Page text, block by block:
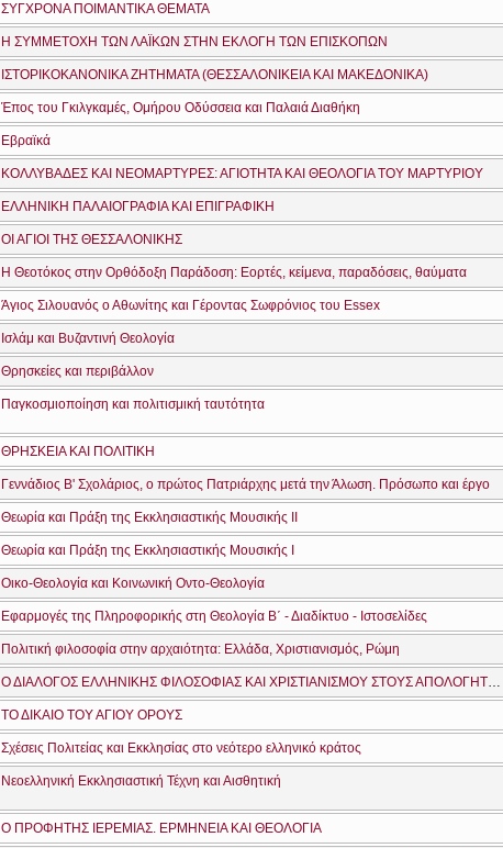
ΣΥΓΧΡΟΝΑ ΠΟΙΜΑΝΤΙΚΑ ΘΕΜΑΤΑ
Η ΣΥΜΜΕΤΟΧΗ ΤΩΝ ΛΑΪΚΩΝ ΣΤΗΝ ΕΚΛΟΓΗ ΤΩΝ ΕΠΙΣΚΟΠΩΝ
ΙΣΤΟΡΙΚΟΚΑΝΟΝΙΚΑ ΖΗΤΗΜΑΤΑ (ΘΕΣΣΑΛΟΝΙΚΕΙΑ ΚΑΙ ΜΑΚΕΔΟΝΙΚΑ)
Έπος του Γκιλγκαμές, Ομήρου Οδύσσεια και Παλαιά Διαθήκη
Εβραϊκά
ΚΟΛΛΥΒΑΔΕΣ ΚΑΙ ΝΕΟΜΑΡΤΥΡΕΣ: ΑΓΙΟΤΗΤΑ ΚΑΙ ΘΕΟΛΟΓΙΑ ΤΟΥ ΜΑΡΤΥΡΙΟΥ
ΕΛΛΗΝΙΚΗ ΠΑΛΑΙΟΓΡΑΦΙΑ ΚΑΙ ΕΠΙΓΡΑΦΙΚΗ
ΟΙ ΑΓΙΟΙ ΤΗΣ ΘΕΣΣΑΛΟΝΙΚΗΣ
Η Θεοτόκος στην Ορθόδοξη Παράδοση: Εορτές, κείμενα, παραδόσεις, θαύματα
Άγιος Σιλουανός ο Αθωνίτης και Γέροντας Σωφρόνιος του Essex
Ισλάμ και Βυζαντινή Θεολογία
Θρησκείες και περιβάλλον
Παγκοσμιοποίηση και πολιτισμική ταυτότητα
ΘΡΗΣΚΕΙΑ ΚΑΙ ΠΟΛΙΤΙΚΗ
Γεννάδιος Β' Σχολάριος, ο πρώτος Πατριάρχης μετά την Άλωση. Πρόσωπο και έργο
Θεωρία και Πράξη της Εκκλησιαστικής Μουσικής ΙΙ
Θεωρία και Πράξη της Εκκλησιαστικής Μουσικής Ι
Οικο-Θεολογία και Κοινωνική Οντο-Θεολογία
Εφαρμογές της Πληροφορικής στη Θεολογία Β΄ - Διαδίκτυο - Ιστοσελίδες
Πολιτική φιλοσοφία στην αρχαιότητα: Ελλάδα, Χριστιανισμός, Ρώμη
Ο ΔΙΑΛΟΓΟΣ ΕΛΛΗΝΙΚΗΣ ΦΙΛΟΣΟΦΙΑΣ ΚΑΙ ΧΡΙΣΤΙΑΝΙΣΜΟΥ ΣΤΟΥΣ ΑΠΟΛΟΓΗΤΕΣ ΤΟΥ 2ου μ. Χ. ΑΙΩΝΑ
ΤΟ ΔΙΚΑΙΟ ΤΟΥ ΑΓΙΟΥ ΟΡΟΥΣ
Σχέσεις Πολιτείας και Εκκλησίας στο νεότερο ελληνικό κράτος
Νεοελληνική Εκκλησιαστική Τέχνη και Αισθητική
Ο ΠΡΟΦΗΤΗΣ ΙΕΡΕΜΙΑΣ. ΕΡΜΗΝΕΙΑ ΚΑΙ ΘΕΟΛΟΓΙΑ